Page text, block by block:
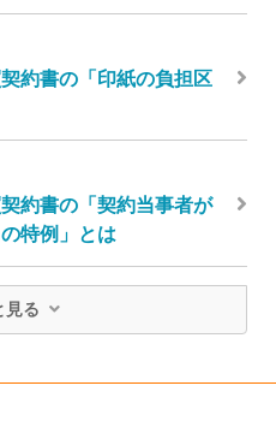
約書の「印紙の負担区
約書の「契約当事者が
特例」とは
見る